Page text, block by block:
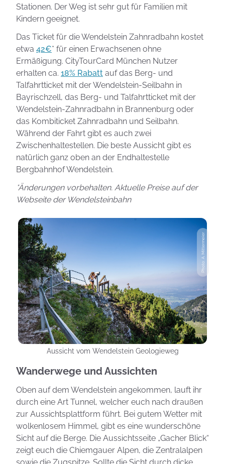
Stationen. Der Weg ist sehr gut für Familien mit
Kindern geeignet.
Das Ticket für die Wendelstein Zahnradbahn kostet
etwa 42€* für einen Erwachsenen ohne
Ermäßigung. CityTourCard München Nutzer
erhalten ca. 18% Rabatt auf das Berg- und
Talfahrtticket mit der Wendelstein-Seilbahn in
Bayrischzell, das Berg- und Talfahrtticket mit der
Wendelstein-Zahnradbahn in Brannenburg oder
das Kombiticket Zahnradbahn und Seilbahn.
Während der Fahrt gibt es auch zwei
Zwischenhaltestellen. Die beste Aussicht gibt es
natürlich ganz oben an der Endhaltestelle
Bergbahnhof Wendelstein.
*Änderungen vorbehalten. Aktuelle Preise auf der
Webseite der Wendelsteinbahn
Photo: A. Mittermeier
Aussicht vom Wendelstein Geologieweg
Wanderwege und Aussichten
Oben auf dem Wendelstein angekommen, lauft ihr
durch eine Art Tunnel, welcher euch nach draußen
zur Aussichtsplattform führt. Bei gutem Wetter mit
wolkenlosem Himmel, gibt es eine wunderschöne
Sicht auf die Berge. Die Aussichtsseite „Gacher Blick“
zeigt euch die Chiemgauer Alpen, die Zentralalpen
sowie die Zugspitze. Sollte die Sicht durch dicke